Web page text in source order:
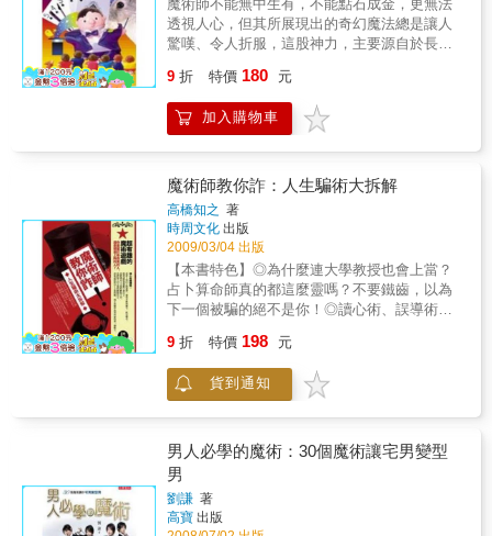
魔術師不能無中生有，不能點石成金，更無法
透視人心，但其所展現出的奇幻魔法總是讓人
驚嘆、令人折服，這股神力，主要源自於長時
能使動作一氣呵成，掩飾變化時的關鍵點，而
幽默的提示話語則可轉移觀者焦點，讓操作過
程完美流暢。魔術的原理其實很簡單，翻開本
9 折 特價 180 元
加入購物車
魔術師教你詐：人生騙術大拆解
高橋知之 著
時周文化 出版
2009/03/04 出版
【本書特色】◎為什麼連大學教授也會上當？
占卜算命師真的都這麼靈嗎？不要鐵齒，以為
下一個被騙的絕不是你！◎讀心術、誤導術、
的原理，你也可以變聰明！◎超有趣的魔術遊
戲：讓你自我測驗，看看自己是屬於有自覺的
人，還是容易上鉤的人？◎京極夏?的《姑獲
道爾的《福爾摩斯探案全集》……這些著名的
作品中，隱藏了哪些跟騙術有關的訊息？ 日本
近距離魔術大師撥開障眼迷霧、破解神奇讀心
術，不管是揭曉魔術師的遊戲公式、拆穿詐騙
集團的慣用手法，或者透視神秘宗教的超能力
9 折 特價 198 元
貨到通知
男人必學的魔術：30個魔術讓宅男變型
男
劉謙 著
高寶 出版